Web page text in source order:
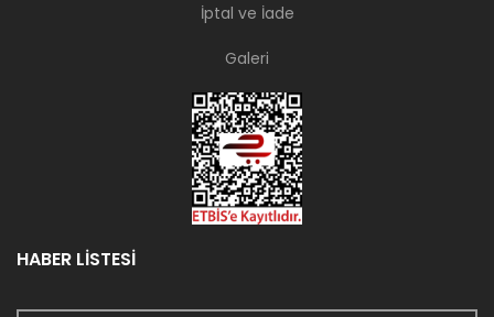
İptal ve İade
Galeri
HABER LİSTESİ